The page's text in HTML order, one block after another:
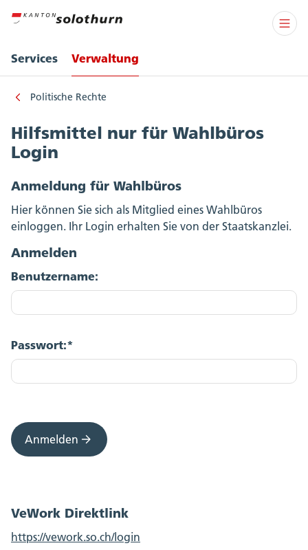
Services Verwaltung
Politische Rechte
Hilfsmittel nur für Wahlbüros
Login
Anmeldung für Wahlbüros
Hier können Sie sich als Mitglied eines Wahlbüros
einloggen. Ihr Login erhalten Sie von der Staatskanzlei.
Anmelden
Benutzername:
Passwort:*
Anmelden
VeWork Direktlink
https://vework.so.ch/login